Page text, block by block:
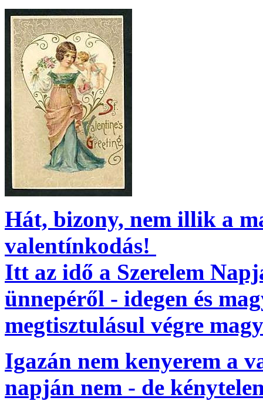
Hát, bizony, nem illik a
valentínkodás!
Itt az idő a Szerelem
ünnepéről - idegen és
megtisztulásul végre
Igazán nem kenyerem a
napján nem - de